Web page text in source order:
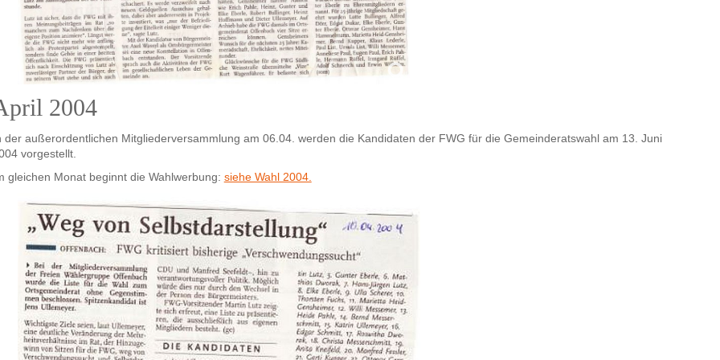
2004
der außerordentlichen Mitgliederversammlung am 06.04. werden die Kandidaten der FWG für die Gemeinderatswahl am 13. Juni
vorgestellt.
gleichen Monat beginnt die Wahlwerbung: siehe Wahl 2004.